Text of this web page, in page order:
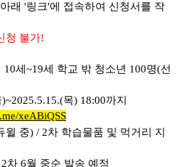
래 '링크'에 접속하여 신청서를 작
청 불가!
세~19세 학교 밖 청소년 100명(선
목) 18:00까지
xeABiQSS
윌 중) / 2차 학습물품 및 먹거리 지
차 6월 중순 발송 예정